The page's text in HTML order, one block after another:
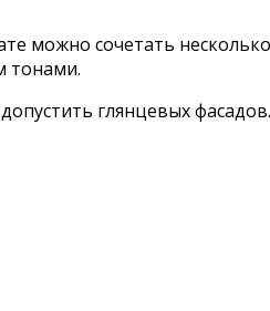
можно сочетать
тонами.
глянцевых